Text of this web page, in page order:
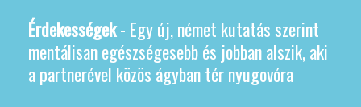
Érdekességek- Egy új, német kutatás szerint
mentálisan egészségesebb és jobban alszik, aki
a partnerével közös ágyban tér nyugovóra